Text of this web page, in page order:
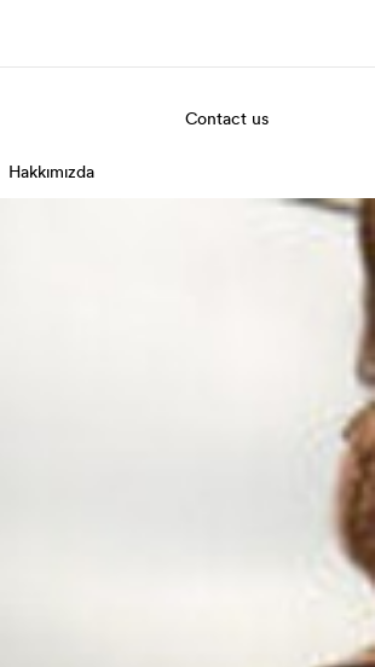
Contact us
Hakkımızda